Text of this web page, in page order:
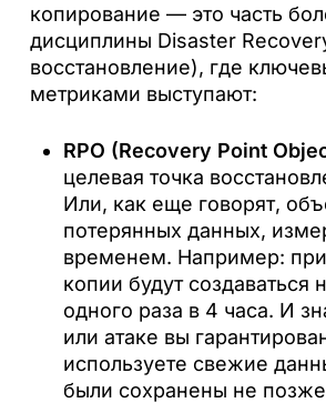
копирование — это часть
дисциплины Disaster
восстановление), где
метриками выступают:
RPO (Recovery Point
целевая точка
Или, как еще говорят,
потерянных данных,
временем. Например: при
копии будут создаваться
одного раза в 4 часа. И
или атаке вы
используете свежие
были сохранены не